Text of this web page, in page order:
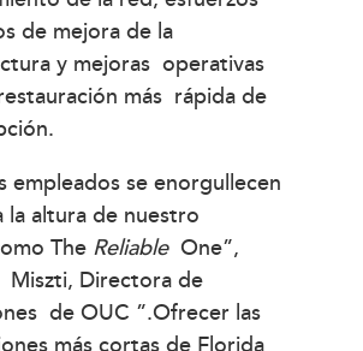
de mejora de la
y mejoras operativas
más rápida de
empleados se enorgullecen
la altura de nuestro
The ReliableOne”,
Directora de
de OUC ”.Ofrecer las